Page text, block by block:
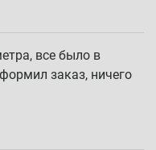
все было в
заказ, ничего